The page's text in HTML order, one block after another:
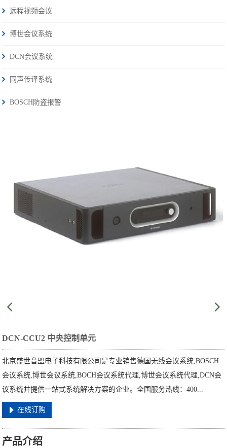
远程视频会议
博世会议系统
DCN会议系统
同声传译系统
BOSCH防盗报警
DCN-CCU2 中央控制单元
北京盛世音盟电子科技有限公司是专业销售德国无线会议系统,BOSCH
会议系统,博世会议系统,BOCH会议系统代理,博世会议系统代理,DCN会
议系统并提供一站式系统解决方案的企业。全国服务热线：400...
在线订购
产品介绍